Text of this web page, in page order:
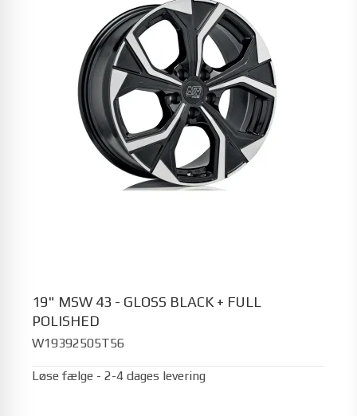
19" MSW 43 - GLOSS BLACK + FULL
POLISHED
W19392505T56
Løse fælge - 2-4 dages levering